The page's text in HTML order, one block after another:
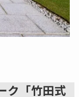
ク「竹田式